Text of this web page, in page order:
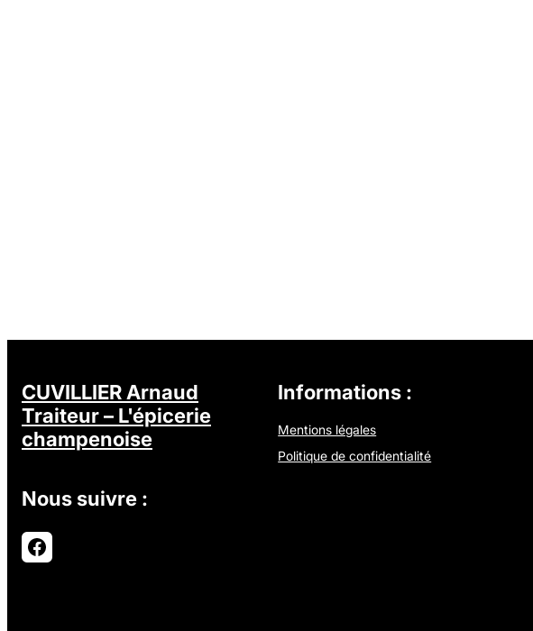
CUVILLIER Arnaud
Traiteur – L'épicerie
champenoise
Nous suivre :
Facebook
Informations :
Mentions légales
Politique de confidentialité